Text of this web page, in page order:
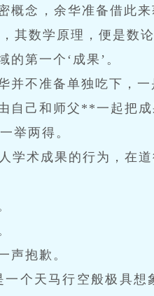
概念，余华准备借此
其数学原理，便是数论
的第一个‘成果’。
并不准备单独吃下，
自己和师父**一起把
举两得。
学术成果的行为，在
声抱歉。
个天马行空般极具想